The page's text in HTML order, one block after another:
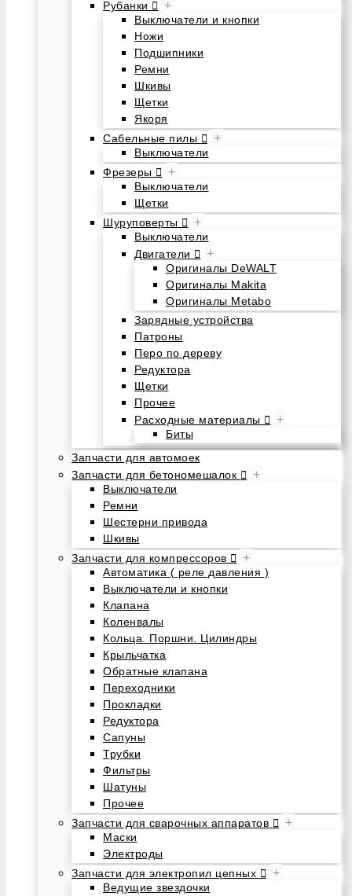
Рубанки +
Выключатели и кнопки
Ножи
Подшипники
Ремни
Шкивы
Щетки
Якоря
Сабельные пилы
+
Выключатели
Фрезеры
+
Выключатели
Щетки
Шуруповерты
+
Выключатели
Двигатели
+
Оригиналы DeWALT
Оригиналы Makita
Оригиналы Metabo
Зарядные устройства
Патроны
Перо по дереву
Редуктора
Щетки
Прочее
Расходные материалы
+
Биты
Запчасти для автомоек
Запчасти для бетономешалок
+
Выключатели
Ремни
Шестерни привода
Шкивы
Запчасти для компрессоров
+
Автоматика ( реле давления )
Выключатели и кнопки
Клапана
Коленвалы
Кольца. Поршни. Цилиндры
Крыльчатка
Обратные клапана
Переходники
Прокладки
Редуктора
Сапуны
Трубки
Фильтры
Шатуны
Прочее
Запчасти для сварочных аппаратов
+
Маски
Электроды
Запчасти для электропил цепных
+
Ведущие звездочки